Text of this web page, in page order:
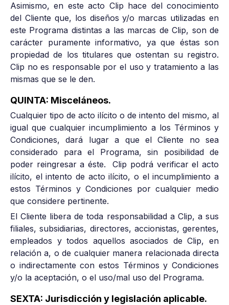
Asimismo, en este acto Clip hace del conocimiento
del Cliente que, los diseños y/o marcas utilizadas en
este Programa distintas a las marcas de Clip, son de
carácter puramente informativo, ya que éstas son
propiedad de los titulares que ostentan su registro.
Clip no es responsable por el uso y tratamiento a las
mismas que se le den.
QUINTA: Misceláneos.
Cualquier tipo de acto ilícito o de intento del mismo, al
igual que cualquier incumplimiento a los Términos y
Condiciones, dará lugar a que el Cliente no sea
considerado para el Programa, sin posibilidad de
poder reingresar a éste. Clip podrá verificar el acto
ilícito, el intento de acto ilícito, o el incumplimiento a
estos Términos y Condiciones por cualquier medio
que considere pertinente.
El Cliente libera de toda responsabilidad a Clip, a sus
filiales, subsidiarias, directores, accionistas, gerentes,
empleados y todos aquellos asociados de Clip, en
relación a, o de cualquier manera relacionada directa
o indirectamente con estos Términos y Condiciones
y/o la aceptación, o el uso/mal uso del Programa.
SEXTA: Jurisdicción y legislación aplicable.